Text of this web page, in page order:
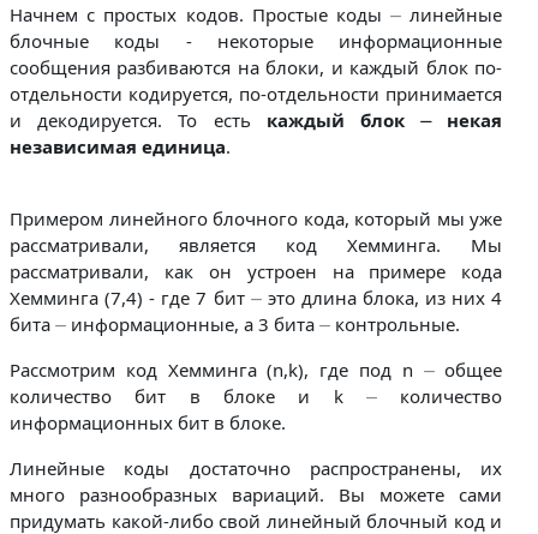
Начнем с простых кодов. Простые коды ⏤ линейные
блочные коды - некоторые информационные
сообщения разбиваются на блоки, и каждый блок по-
отдельности кодируется, по-отдельности принимается
и декодируется. То есть каждый блок ⏤ некая
независимая единица.
Примером линейного блочного кода, который мы уже
рассматривали, является код Хемминга. Мы
рассматривали, как он устроен на примере кода
Хемминга (7,4) - где 7 бит ⏤ это длина блока, из них 4
бита ⏤ информационные, а 3 бита ⏤ контрольные.
Рассмотрим код Хемминга (n,k), где под n ⏤ общее
количество бит в блоке и k ⏤ количество
информационных бит в блоке.
Линейные коды достаточно распространены, их
много разнообразных вариаций. Вы можете сами
придумать какой-либо свой линейный блочный код и